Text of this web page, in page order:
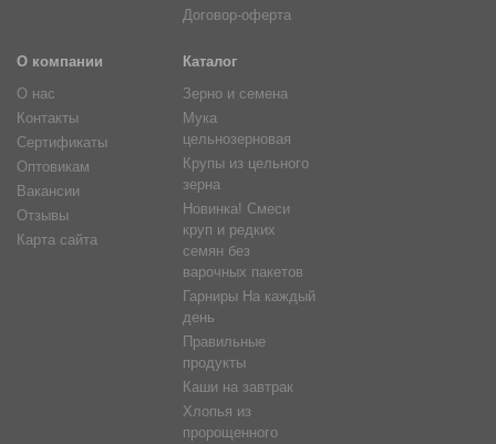
Договор-оферта
О компании
О нас
Контакты
Сертификаты
Оптовикам
Вакансии
Отзывы
Карта сайта
Каталог
Зерно и семена
Мука
цельнозерновая
Крупы из цельного
зерна
Новинка! Смеси
круп и редких
семян без
варочных пакетов
Гарниры На каждый
день
Правильные
продукты
Каши на завтрак
Хлопья из
пророщенного